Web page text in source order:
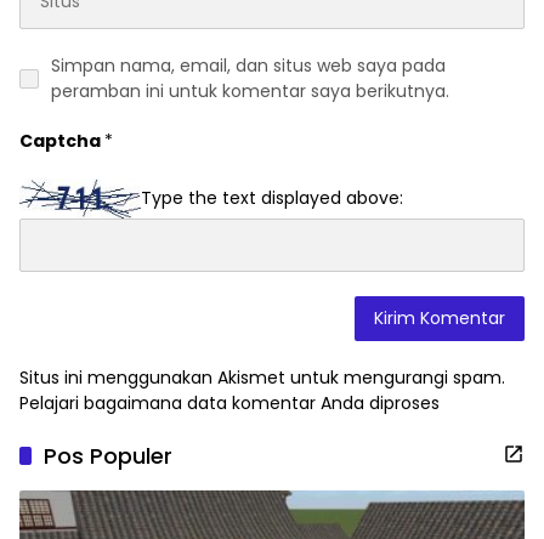
Simpan nama, email, dan situs web saya pada
peramban ini untuk komentar saya berikutnya.
Captcha *
Type the text displayed above:
Situs ini menggunakan Akismet untuk mengurangi spam.
Pelajari bagaimana data komentar Anda diproses
Pos Populer